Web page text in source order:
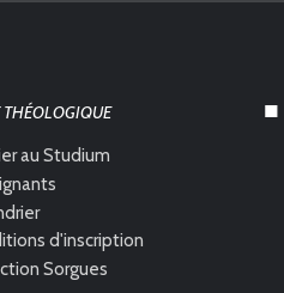
au Studium
d'inscription
Sorgues